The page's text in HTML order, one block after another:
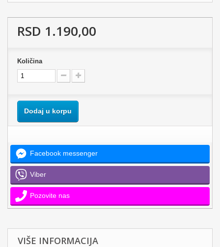
RSD 1.190,00
Količina
Dodaj u korpu
Facebook messenger
Viber
Pozovite nas
VIŠE INFORMACIJA